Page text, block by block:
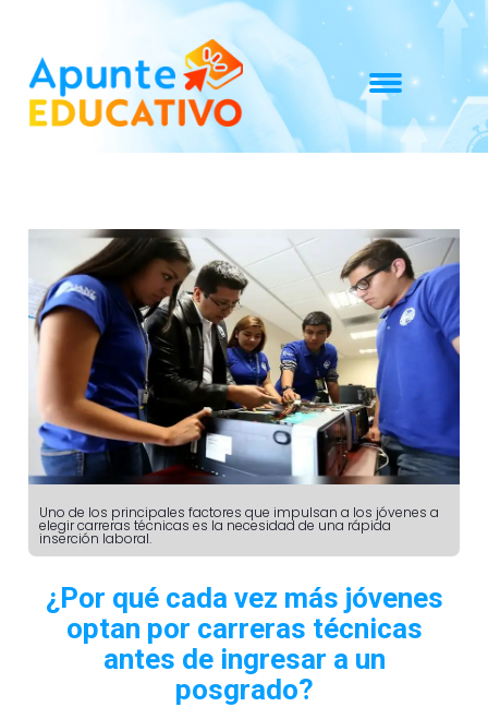
Uno de los principales factores que impulsan a los jóvenes a
elegir carreras técnicas es la necesidad de una rápida
inserción laboral.
¿Por qué cada vez más jóvenes
optan por carreras técnicas
antes de ingresar a un
posgrado?